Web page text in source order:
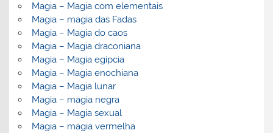
Magia – Magia com elementais
Magia – magia das Fadas
Magia – Magia do caos
Magia – Magia draconiana
Magia – Magia egípcia
Magia – Magia enochiana
Magia – Magia lunar
Magia – magia negra
Magia – Magia sexual
Magia – magia vermelha